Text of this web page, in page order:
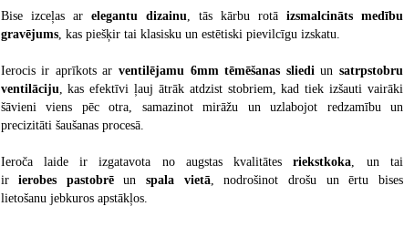
Bise izceļas ar elegantu dizainu, tās kārbu rotā izsmalcināts medību
gravējums, kas piešķir tai klasisku un estētiski pievilcīgu izskatu.
Ierocis ir aprīkots ar ventilējamu 6mm tēmēšanas sliediunsatrpstobru
ventilāciju, kas efektīvi ļauj ātrāk atdzist stobriem, kad tiek izšauti vairāki
šāvieni viens pēc otra, samazinot mirāžu un uzlabojot redzamību un
precizitāti šaušanas procesā.
Ieroča laide ir izgatavota no augstas kvalitātesriekstkoka, un tai
irierobes pastobrēunspala vietā, nodrošinot drošu un ērtu bises
lietošanu jebkuros apstākļos.